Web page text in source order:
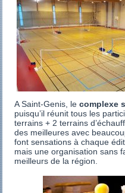
A Saint-Genis, lecomplexe
puisqu’il réunit tous les
terrains + 2 terrains
des meilleures avec
font sensations à chaque
mais une organisation sans
meilleurs de la région.